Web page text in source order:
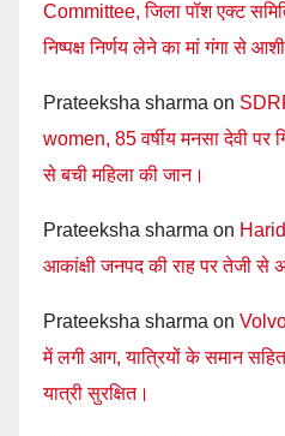
Committee, जिला पॉश एक्ट
निष्पक्ष निर्णय लेने का मां गंगा से
Prateeksha sharma on
women, 85 वर्षीय मनसा देवी पर
से बची महिला की जान।
Prateeksha sharma on
आकांक्षी जनपद की राह पर तेजी से
Prateeksha sharma on
में लगी आग, यात्रियों के समान
यात्री सुरक्षित।